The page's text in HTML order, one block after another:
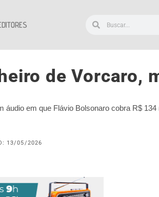
de Vorcaro,
em que Flávio Bolsonaro cobra R$
13/05/2026